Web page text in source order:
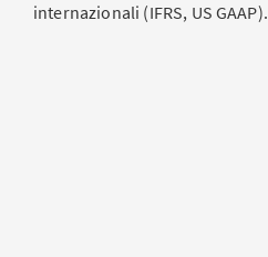
internazionali (IFRS, US GAAP).